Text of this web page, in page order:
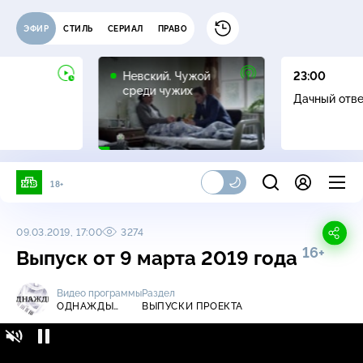
ЭФИР СТИЛЬ СЕРИАЛ ПРАВО
Невский. Чужой
среди чужих
16+
23:00
Дачный
18+
09.03.2019, 17:00 3274
Выпуск от 9 марта 2019 года 16+
Видео программы
ОДНАЖДЫ…
Раздел
ВЫПУСКИ ПРОЕКТА